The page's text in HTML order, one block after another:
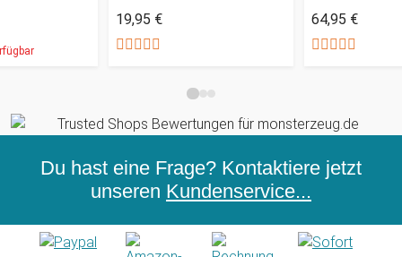
19,95 € 64,95 €
Du hast eine Frage? Kontaktiere jetzt
unseren Kundenservice...